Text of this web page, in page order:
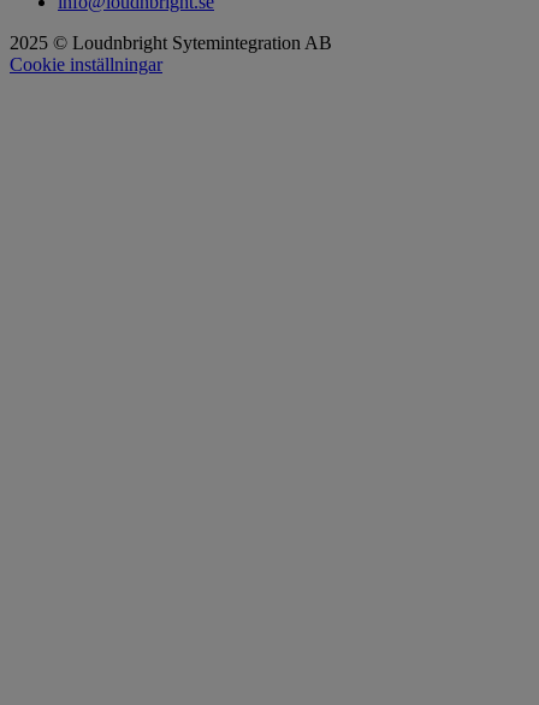
2025 © Loudnbright Sytemintegration AB
Cookie inställningar